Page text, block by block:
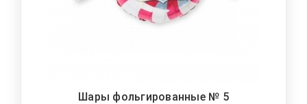
Шары фольгированные № 5